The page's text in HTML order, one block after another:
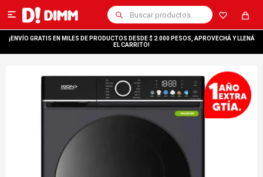

¡ENVÍO GRATIS EN MILES DE PRODUCTOS DESDE $ 2.000 PESOS, APROVECHÁ Y LLENÁ
EL CARRITO!